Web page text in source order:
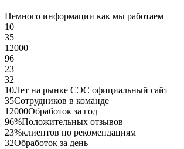
Немного информации как мы работаем
10
35
12000
96
23
32
10Лет на рынке СЭС официальный сайт
35Сотрудников в команде
12000Обработок за год
96%Положительных отзывов
23%клиентов по рекомендациям
32Обработок за день